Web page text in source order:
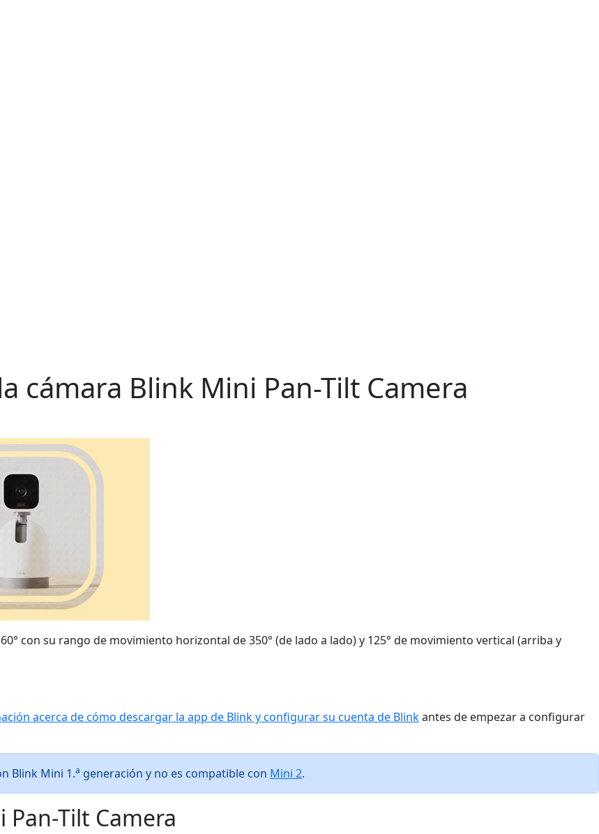
cámara Blink Mini Pan-Tilt Camera
con su rango de movimiento horizontal de 350° (de lado a lado) y 125° de movimiento vertical (arriba y
acerca de cómo descargar la app de Blink y configurar su cuenta de Blinkantes de empezar a configurar
Blink Mini 1.a generación y no es compatible con Mini 2.
Tilt Camera